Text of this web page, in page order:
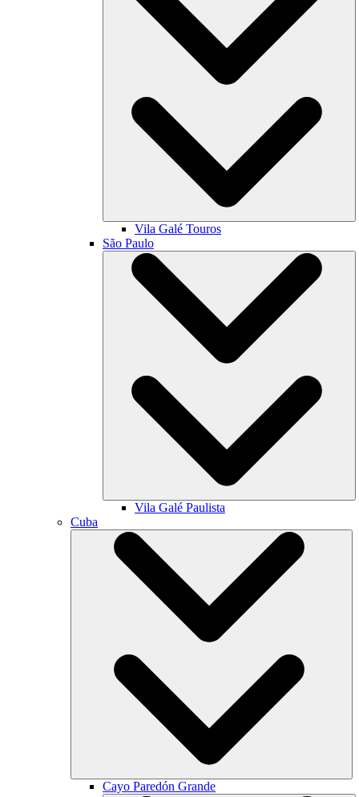
Vila Galé Touros
São Paulo
Vila Galé Paulista
Cuba
Cayo Paredón Grande